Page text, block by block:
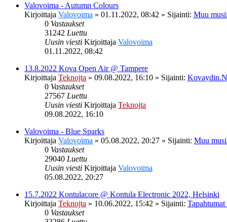
Valovoima - Autumn Colours
Kirjoittaja Valovoima » 01.11.2022, 08:42 » Sijainti: Muu
0 Vastaukset
31242 Luettu
Uusin viesti Kirjoittaja Valovoima
01.11.2022, 08:42
13.8.2022 Kova Open Air @ Tampere
Kirjoittaja Teknojta » 09.08.2022, 16:10 » Sijainti:
0 Vastaukset
27567 Luettu
Uusin viesti Kirjoittaja Teknojta
09.08.2022, 16:10
Valovoima - Blue Sparks
Kirjoittaja Valovoima » 05.08.2022, 20:27 » Sijainti: Muu
0 Vastaukset
29040 Luettu
Uusin viesti Kirjoittaja Valovoima
05.08.2022, 20:27
15.7.2022 Kontulacore @ Kontula Electronic 2022, Helsinki
Kirjoittaja Teknojta » 10.06.2022, 15:42 » Sijainti: Tapahtumat
0 Vastaukset